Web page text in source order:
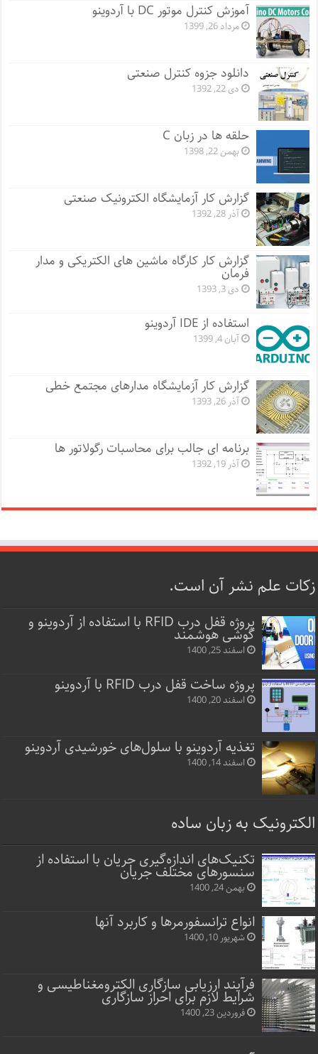
آموزش کنترل موتور DC با آردوینو
مرداد 26, 1399
دانلود جزوه کنترل صنعتی
دی 22, 1392
حلقه ها در زبان C
بهمن 22, 1398
گزارش کار آزمایشگاه الکترونیک صنعتی
آذر 28, 1392
گزارش کار کارگاه ماشین های الکتریکی و مدار
فرمان
دی 3, 1393
استفاده از IDE آردوینو
آبان 4, 1399
گزارش کار آزمایشگاه مدارهای مجتمع خطی
آذر 26, 1393
برنامه ای جالب برای محاسبات رگولاتور ها
آذر 19, 1392
زکات علم نشر آن است.
پروژه قفل‌ درب RFID با استفاده از آردوینو و
گوشی هوشمند
اسفند 25, 1400
پروژه ساخت قفل‌ درب RFID با آردوینو
اسفند 20, 1400
تغذیه آردوینو با سلول‌های خورشیدی آردوینو
اسفند 14, 1400
الکترونیک به زبان ساده
تکنیک‌های اندازه‌گیری جریان با استفاده از
سنسورهای مختلف جریان
بهمن 24, 1400
انواع ترانسفورمرها و کاربرد آنها
شهریور 10, 1400
فرآیند ارزیابی سازگاری الکترومغناطیسی و
شرایط لازم برای احراز سازگاری
فروردین 23, 1400